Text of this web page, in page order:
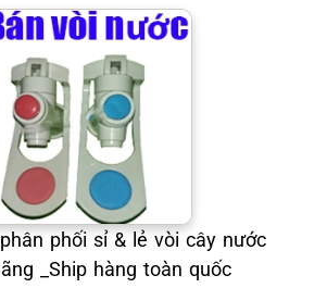
phối sỉ & lẻ vòi cây nước
_Ship hàng toàn quốc